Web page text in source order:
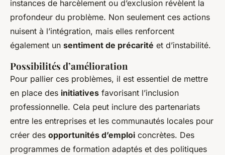
instances de harcèlement ou d’exclusion révèlent la
profondeur du problème. Non seulement ces actions
nuisent à l’intégration, mais elles renforcent
également un sentiment de précarité et d’instabilité.
Possibilités d’amélioration
Pour pallier ces problèmes, il est essentiel de mettre
en place des initiatives favorisant l’inclusion
professionnelle. Cela peut inclure des partenariats
entre les entreprises et les communautés locales pour
créer des opportunités d’emploi concrètes. Des
programmes de formation adaptés et des politiques